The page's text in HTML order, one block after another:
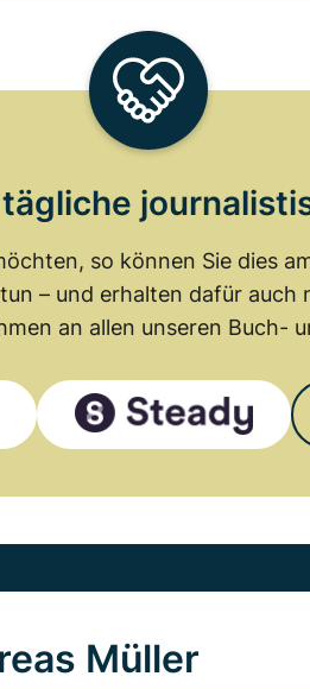
so können Sie dies
– und erhalten dafür auch
an allen unseren Buch-
Müller